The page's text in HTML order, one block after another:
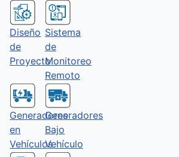
Diseño
de
Proyecto
Sistema
de
Monitoreo
Remoto
Generadores
en
Vehículos
Generadores
Bajo
Vehículo